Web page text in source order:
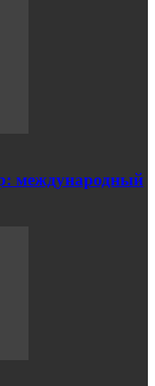
международный